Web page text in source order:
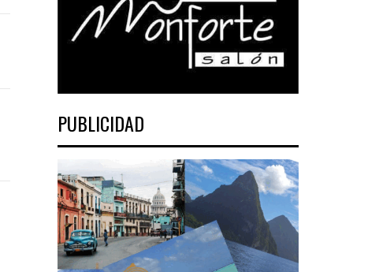
PUBLICIDAD